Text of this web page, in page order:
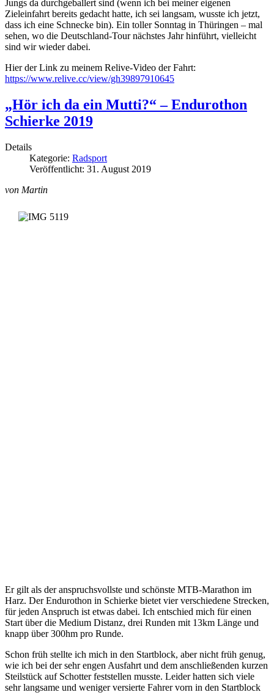
Jungs da durchgeballert sind (wenn ich bei meiner eigenen
Zieleinfahrt bereits gedacht hatte, ich sei langsam, wusste ich jetzt,
dass ich eine Schnecke bin). Ein toller Sonntag in Thüringen – mal
sehen, wo die Deutschland-Tour nächstes Jahr hinführt, vielleicht
sind wir wieder dabei.
Hier der Link zu meinem Relive-Video der Fahrt:
https://www.relive.cc/view/gh39897910645
„Hör ich da ein Mutti?“ – Endurothon
Schierke 2019
Details
Kategorie: Radsport
Veröffentlicht: 31. August 2019
von Martin
Er gilt als der anspruchsvollste und schönste MTB-Marathon im
Harz. Der Endurothon in Schierke bietet vier verschiedene Strecken,
für jeden Anspruch ist etwas dabei. Ich entschied mich für einen
Start über die Medium Distanz, drei Runden mit 13km Länge und
knapp über 300hm pro Runde.
Schon früh stellte ich mich in den Startblock, aber nicht früh genug,
wie ich bei der sehr engen Ausfahrt und dem anschließenden kurzen
Steilstück auf Schotter feststellen musste. Leider hatten sich viele
sehr langsame und weniger versierte Fahrer vorn in den Startblock